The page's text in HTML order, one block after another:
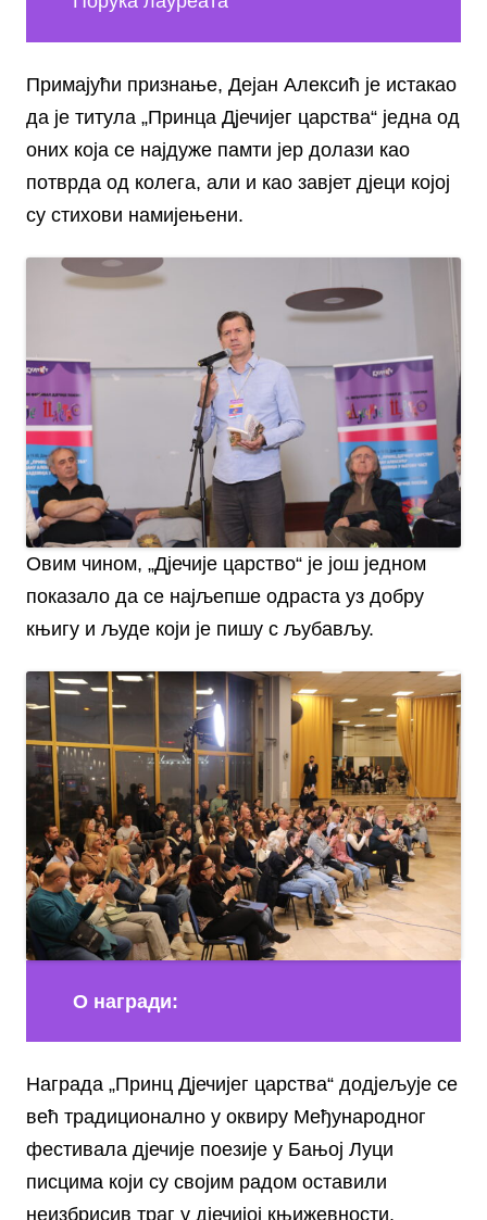
Примајући признање, Дејан Алексић је истакао
да је титула „Принца Дјечијег царства“ једна од
оних која се најдуже памти јер долази као
потврда од колега, али и као завјет дјеци којој
су стихови намијењени.
Овим чином, „Дјечије царство“ је још једном
показало да се најљепше одраста уз добру
књигу и људе који је пишу с љубављу.
О награди:
Награда „Принц Дјечијег царства“ додјељује се
већ традиционално у оквиру Међународног
фестивала дјечије поезије у Бањој Луци
писцима који су својим радом оставили
неизбрисив траг у дјечијој књижевности.